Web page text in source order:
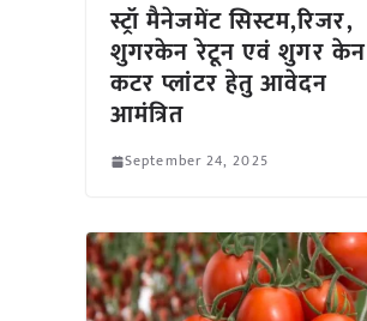
स्ट्रॉ मैनेजमेंट सिस्टम,रिजर,
शुगरकेन रेटून एवं शुगर केन
कटर प्लांटर हेतु आवेदन
आमंत्रित
September 24, 2025